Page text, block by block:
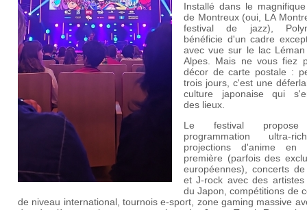
Installé dans le
de Montreux (oui, LA
festival de jazz),
bénéficie d'un cadre
avec vue sur le lac
Alpes. Mais ne vous fiez
décor de carte postale :
trois jours, c'est une
culture japonaise qui
des lieux.
Le festival
programmation ultra-
projections d'anime en
première (parfois des
européennes), concerts
et J-rock avec des artistes
du Japon, compétitions de
de niveau international, tournois e-sport, zone gaming massive